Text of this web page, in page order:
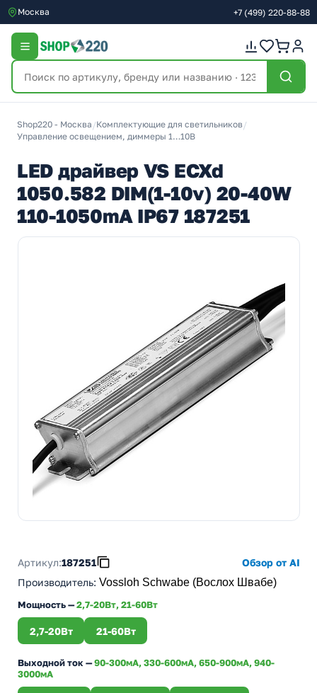
Москва +7 (499) 220-88-88
Shop220 - Москва /Комплектующие для светильников/
Управление освещением, диммеры 1…10В
LED драйвер VS ECXd
1050.582 DIM(1-10v) 20-40W
110-1050mA IP67 187251
Артикул:187251
Обзор от AI
Производитель: Vossloh Schwabe (Вослох Швабе)
Мощность —2,7-20Вт, 21-60Вт
2,7-20Вт 21-60Вт
Выходной ток —90-300мА, 330-600мА, 650-900мА, 940-
3000мА